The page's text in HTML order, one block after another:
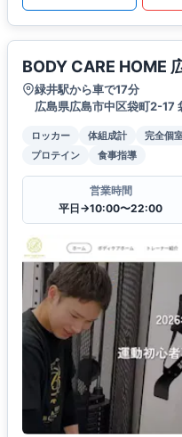
BODY CARE HOME
緑井駅から車で17分
広島県広島市中区袋町2-17
ロッカー 体組成計 完全個
プロテイン
食事指導
営業時間
平日→10:00〜22:00